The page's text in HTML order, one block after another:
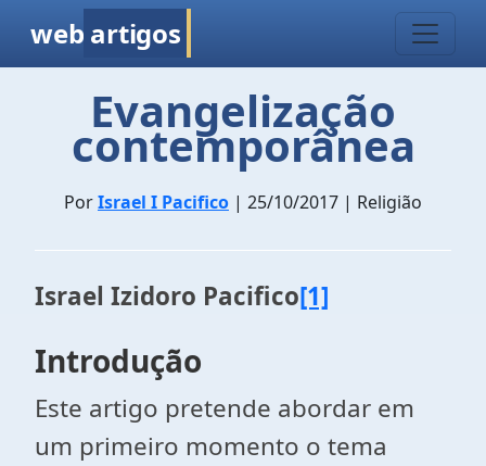
web artigos
Evangelização
contemporânea
PorIsrael I Pacifico | 25/10/2017 | Religião
Israel Izidoro Pacifico[1]
Introdução
Este artigo pretende abordar em
um primeiro momento o tema